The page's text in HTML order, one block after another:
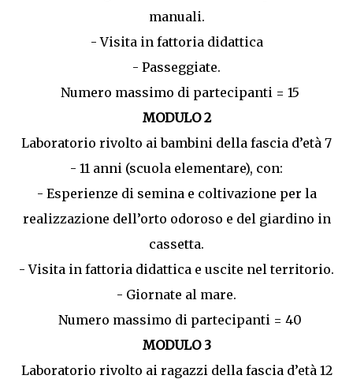
manuali.
- Visita in fattoria didattica
- Passeggiate.
Numero massimo di partecipanti = 15
MODULO 2
Laboratorio rivolto ai bambini della fascia d’età 7
- 11 anni (scuola elementare), con:
- Esperienze di semina e coltivazione per la
realizzazione dell’orto odoroso e del giardino in
cassetta.
- Visita in fattoria didattica e uscite nel territorio.
- Giornate al mare.
Numero massimo di partecipanti = 40
MODULO 3
Laboratorio rivolto ai ragazzi della fascia d’età 12